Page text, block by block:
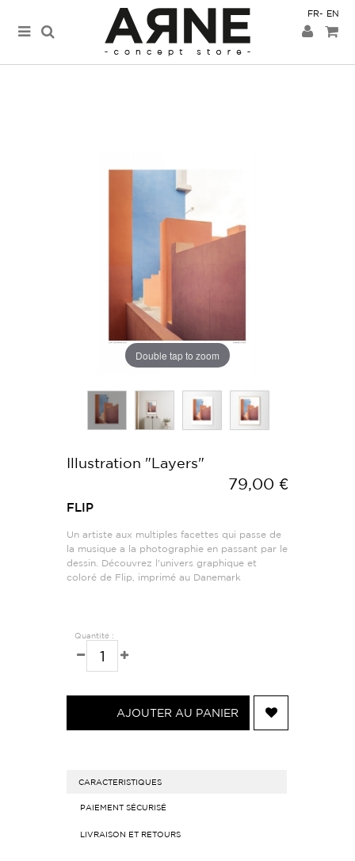
FR EN
Double tap to zoom
Illustration "Layers"
79,00 €
FLIP
Un artiste aux multiples facettes qui passe de
la musique a la photographie en passant par le
dessin. Découvrez l'univers graphique et
coloré de Flip, imprimé au Danemark
Quantité :
AJOUTER AU PANIER
CARACTERISTIQUES
PAIEMENT SÉCURISÉ
LIVRAISON ET RETOURS